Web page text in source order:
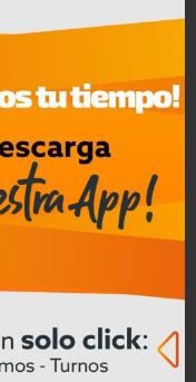
de
– COAC